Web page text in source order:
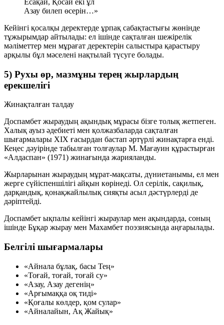
Азау билеп өсерін…»
Кейінгі қосалқы деректерде ұрпақ сабақтастығы жөнінде
тұжырымдар айтылады: ел ішінде сақталған шежірелік
мәліметтер мен мұрағат деректерін салыстыра қарастыру
арқылы бұл мәселені нақтылай түсуге болады.
5) Рухы өр, мазмұны терең жырлардың
ерекшелігі
Жинақталған талдау
Доспамбет жыраудың ақындық мұрасы бізге толық жетпеген.
Халық ауыз әдебиеті мен қолжазбаларда сақталған
шығармалары XIX ғасырдан бастап әртүрлі жинақтарға енді.
Кеңес дәуірінде табылған толғаулар М. Мағауин құрастырған
«Алдаспан» (1971) жинағында жарияланды.
Жырларынан жыраудың мұрат-мақсаты, дүниетанымы, ел мен
жерге сүйіспеншілігі айқын көрінеді. Ол серілік, сақилық,
дарқандық, қонақжайлылық сияқты асыл дәстүрлерді де
дәріптейді.
Доспамбет ықпалы кейінгі жыраулар мен ақындарда, соның
ішінде Бұқар жырау мен Махамбет поэзиясында аңғарылады.
Белгілі шығармалары
«Айнала бұлақ, басы Тең»
«Тоғай, тоғай, тоғай су»
«Азау, Азау дегенің»
«Арғымаққа оқ тиді»
«Қоғалы көлдер, қом сулар»
«Айналайын, Ақ Жайық»